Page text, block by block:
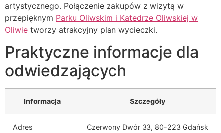
artystycznego. Połączenie zakupów z wizytą w
przepięknym Parku Oliwskim i Katedrze Oliwskiej w
Oliwie tworzy atrakcyjny plan wycieczki.
Praktyczne informacje dla
odwiedzających
Informacja Szczegóły
Adres Czerwony Dwór 33, 80-223 Gdańsk